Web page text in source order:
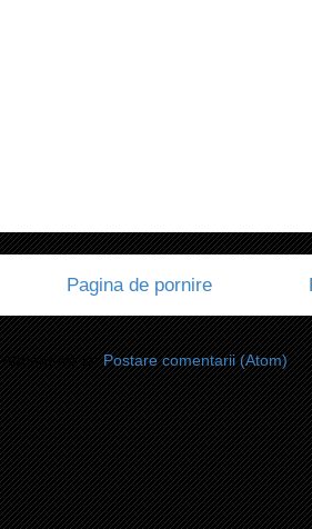
Pagina de pornire
Abonați-vă la:Postare comentarii (Atom)